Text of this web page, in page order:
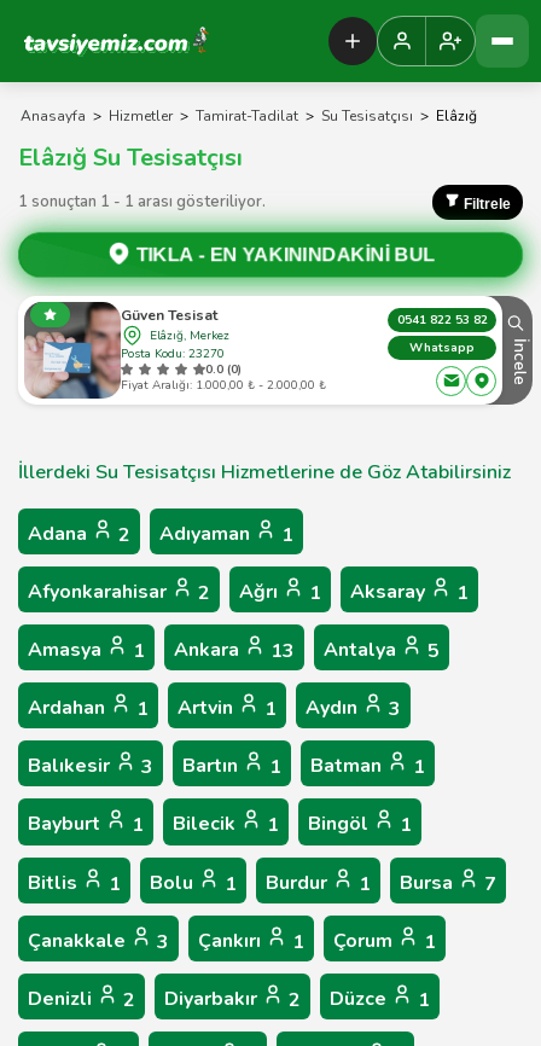
Tavsiyemiz Anasayfa
Anasayfa > Hizmetler > Tamirat-Tadilat > Su Tesisatçısı > Elâzığ
Elâzığ Su Tesisatçısı
1 sonuçtan 1 - 1 arası gösteriliyor. Filtrele
TIKLA - EN YAKININDAKİNİ BUL
Güven Tesisat
Elâzığ, Merkez
Posta Kodu: 23270
0.0 (0)
Fiyat Aralığı: 1.000,00 ₺ - 2.000,00 ₺
0541 822 53 82
Whatsapp
İncele
İllerdeki Su Tesisatçısı Hizmetlerine de Göz Atabilirsiniz
Adana 2 Adıyaman 1
Afyonkarahisar 2 Ağrı 1 Aksaray 1
Amasya 1 Ankara 13 Antalya 5
Ardahan 1 Artvin 1 Aydın 3
Balıkesir 3 Bartın 1 Batman 1
Bayburt 1 Bilecik 1 Bingöl 1
Bitlis 1 Bolu 1 Burdur 1 Bursa 7
Çanakkale 3 Çankırı 1 Çorum 1
Denizli 2 Diyarbakır 2 Düzce 1